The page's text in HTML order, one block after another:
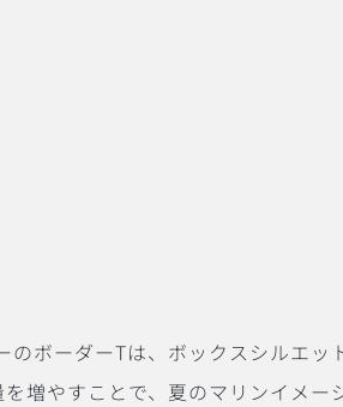
ボーダーTは、ボックスシルエッ
増やすことで、夏のマリンイメ